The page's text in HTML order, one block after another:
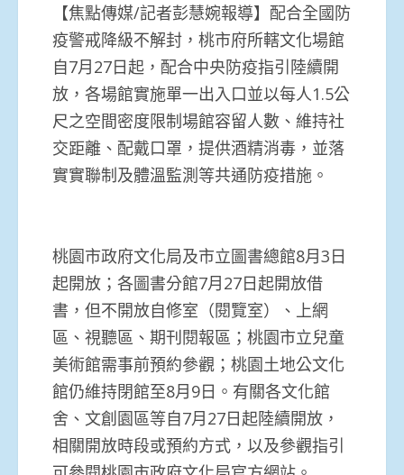
【焦點傳媒/記者彭慧婉報導】配合全國防
疫警戒降級不解封，桃市府所轄文化場館
自7月27日起，配合中央防疫指引陸續開
放，各場館實施單一出入口並以每人1.5公
尺之空間密度限制場館容留人數、維持社
交距離、配戴口罩，提供酒精消毒，並落
實實聯制及體溫監測等共通防疫措施。
桃園市政府文化局及市立圖書總館8月3日
起開放；各圖書分館7月27日起開放借
書，但不開放自修室（閱覽室）、上網
區、視聽區、期刊閱報區；桃園市立兒童
美術館需事前預約參觀；桃園土地公文化
館仍維持閉館至8月9日。有關各文化館
舍、文創園區等自7月27日起陸續開放，
相關開放時段或預約方式，以及參觀指引